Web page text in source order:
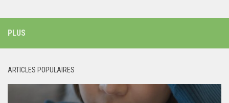
PLUS
ARTICLES POPULAIRES